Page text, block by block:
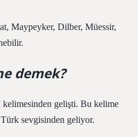
Maypeyker, Dilber, Müessir,
demek?
gelişti. Bu kelime
sevgisinden geliyor.